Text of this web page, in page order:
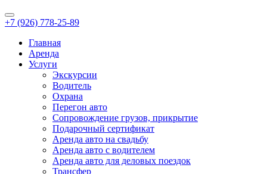
+7 (926) 778-25-89
Главная
Аренда
Услуги
Экскурсии
Водитель
Охрана
Перегон авто
Сопровождение грузов, прикрытие
Подарочный сертификат
Аренда авто на свадьбу
Аренда авто с водителем
Аренда авто для деловых поездок
Трансфер